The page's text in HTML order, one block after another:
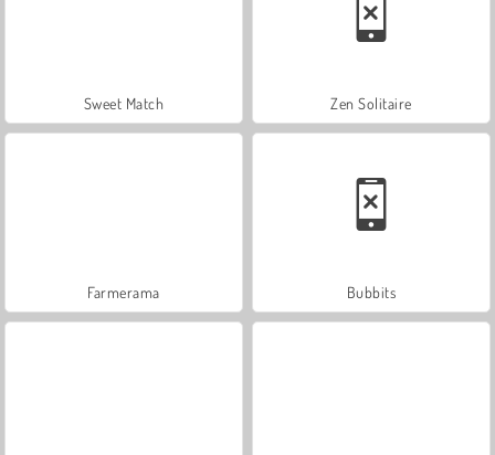
Sweet Match Zen Solitaire
Farmerama Bubbits